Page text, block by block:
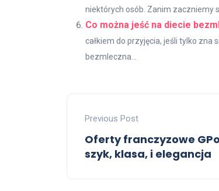
niektórych osób. Zanim zaczniemy
Co można jeść na diecie
całkiem do przyjęcia, jeśli tylko
bezmleczna...
Previous Post
Oferty franczyzowe
szyk, klasa, i elegancja